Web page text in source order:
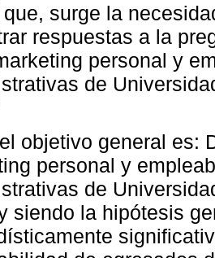
surge la
respuestas a la
personal y
de
objetivo general es:
personal y
de
siendo la hipótesis